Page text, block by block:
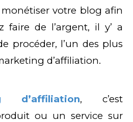
votre blog afin
faire de l’argent, il y’ a
procéder, l’un des plus
d’affiliation.
d’affiliation, c’est
ou un service sur